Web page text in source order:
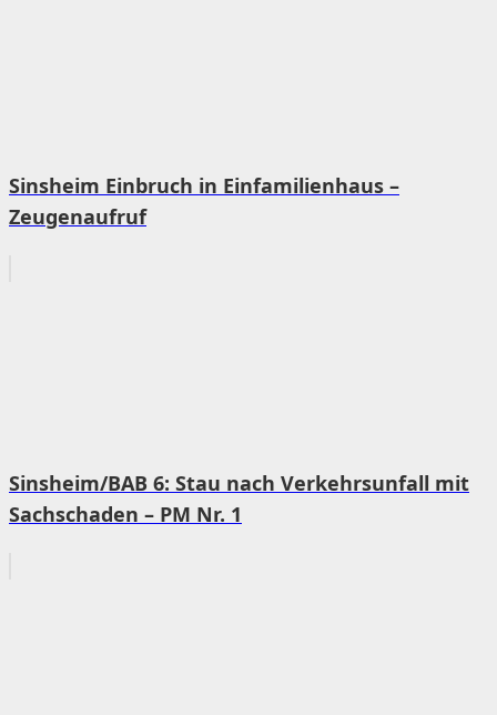
Sinsheim Einbruch in Einfamilienhaus –
Zeugenaufruf
Sinsheim/BAB 6: Stau nach Verkehrsunfall mit
Sachschaden – PM Nr. 1